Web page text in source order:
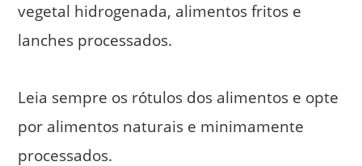
vegetal hidrogenada, alimentos fritos e
lanches processados.
Leia sempre os rótulos dos alimentos e opte
por alimentos naturais e minimamente
processados.